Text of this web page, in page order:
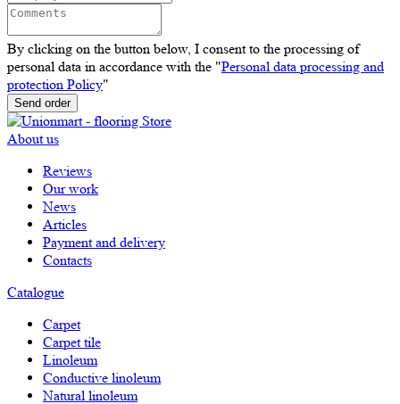
By clicking on the button below, I consent to the processing of
personal data in accordance with the "Personal data processing and
protection Policy"
Send order
About us
Reviews
Our work
News
Articles
Payment and delivery
Contacts
Catalogue
Carpet
Carpet tile
Linoleum
Сonductive linoleum
Natural linoleum